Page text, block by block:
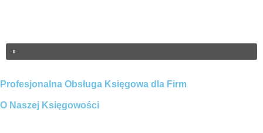
Profesjonalna Obsługa Księgowa dla Firm
O Naszej Księgowości